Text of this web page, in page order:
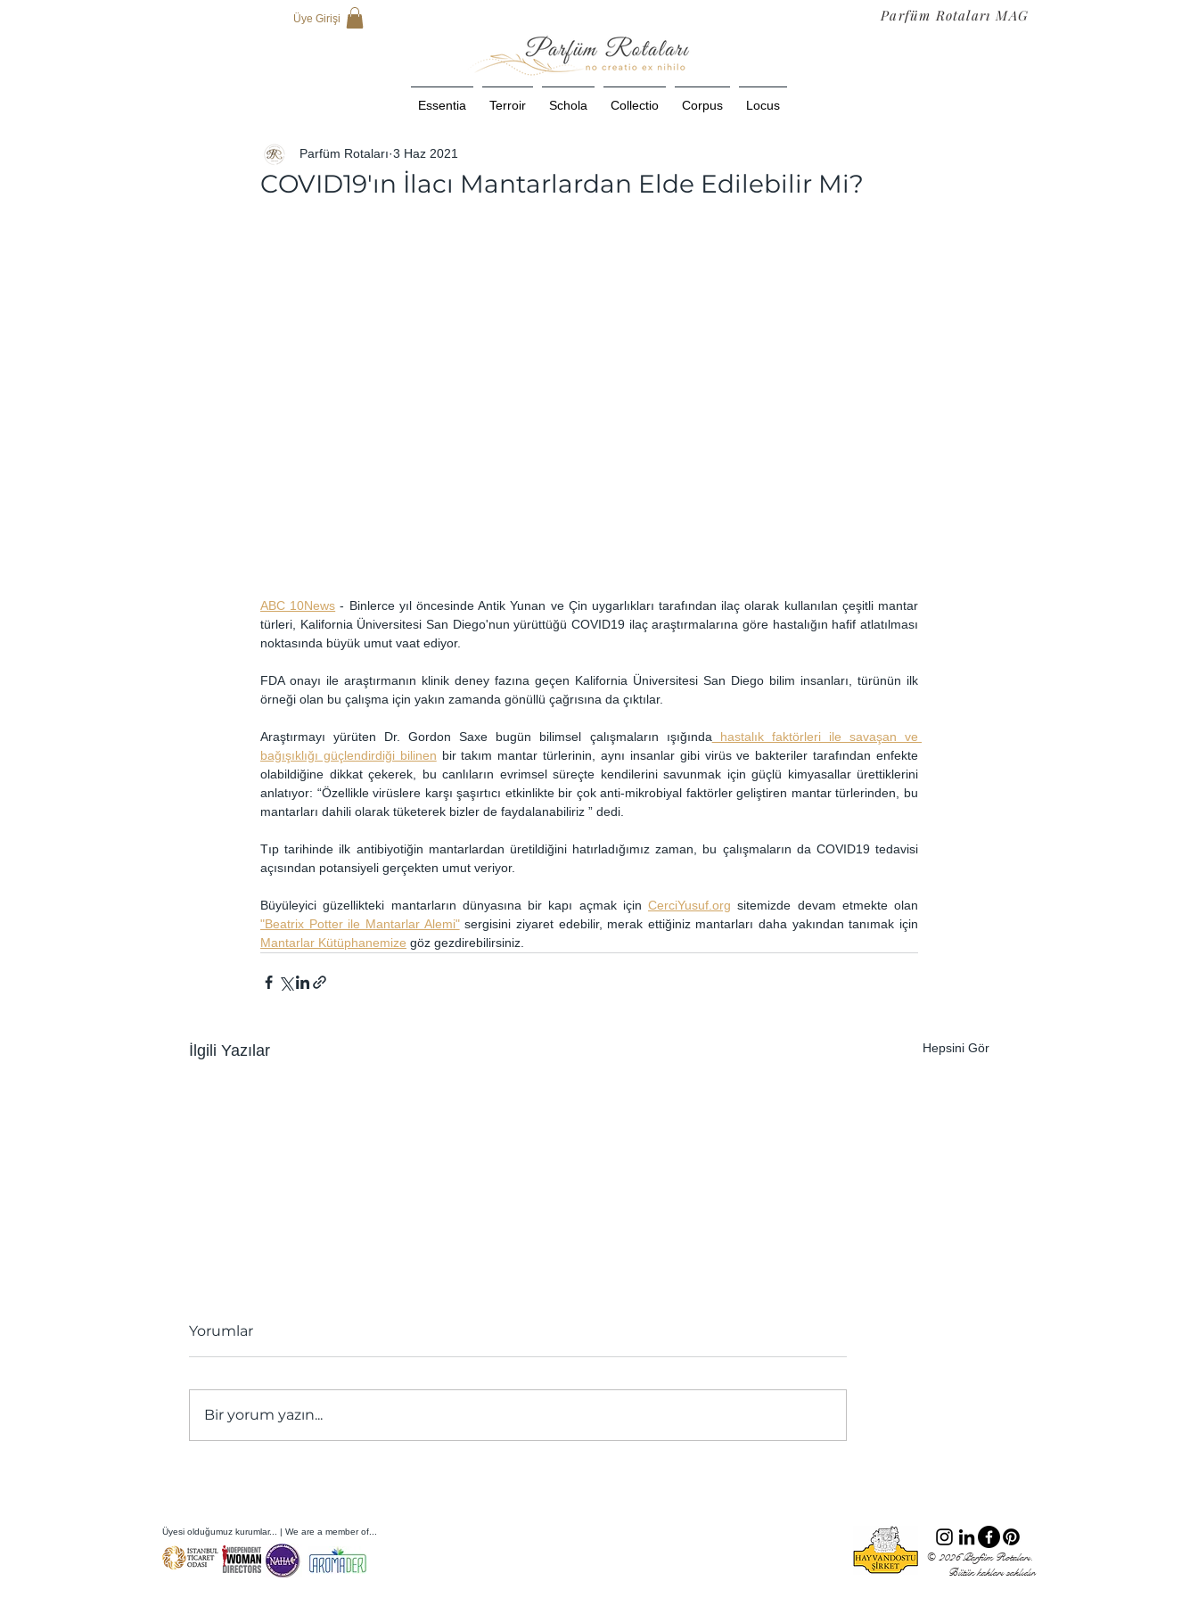
Üye Girişi Parfüm Rotaları MAG
Essentia Terroir Schola Collectio Corpus Locus
COVID19'ın İlacı Mantarlardan Elde Edilebilir Mi?
Parfüm Rotaları 3 Haz 2021
ABC 10News - Binlerce yıl öncesinde Antik Yunan ve Çin uygarlıkları tarafından ilaç olarak kullanılan çeşitli mantar
türleri, Kalifornia Üniversitesi San Diego'nun yürüttüğü COVID19 ilaç araştırmalarına göre hastalığın hafif atlatılması
noktasında büyük umut vaat ediyor.
FDA onayı ile araştırmanın klinik deney fazına geçen Kalifornia Üniversitesi San Diego bilim insanları, türünün ilk
örneği olan bu çalışma için yakın zamanda gönüllü çağrısına da çıktılar.
Araştırmayı yürüten Dr. Gordon Saxe bugün bilimsel çalışmaların ışığında hastalık faktörleri ile savaşan ve
bağışıklığı güçlendirdiği bilinen bir takım mantar türlerinin, aynı insanlar gibi virüs ve bakteriler tarafından enfekte
olabildiğine dikkat çekerek, bu canlıların evrimsel süreçte kendilerini savunmak için güçlü kimyasallar ürettiklerini
anlatıyor: “Özellikle virüslere karşı şaşırtıcı etkinlikte bir çok anti-mikrobiyal faktörler geliştiren mantar türlerinden, bu
mantarları dahili olarak tüketerek bizler de faydalanabiliriz ” dedi.
Tıp tarihinde ilk antibiyotiğin mantarlardan üretildiğini hatırladığımız zaman, bu çalışmaların da COVID19 tedavisi
açısından potansiyeli gerçekten umut veriyor.
Büyüleyici güzellikteki mantarların dünyasına bir kapı açmak için CerciYusuf.org
"Beatrix Potter ile Mantarlar Alemi"
Mantarlar Kütüphanemize göz gezdirebilirsiniz.
İlgili Yazılar Hepsini Gör
Yorumlar
Bir yorum yazın...
Üyesi olduğumuz kurumlar... | We are a member of...
© 2026 Parfüm Rotaları.
Bütün hakları saklıdır.